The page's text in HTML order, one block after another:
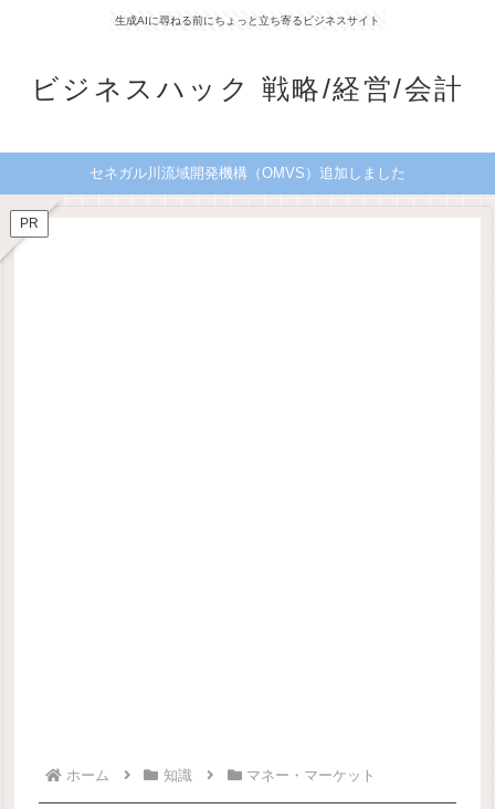
生成AIに尋ねる前にちょっと立ち寄るビジネスサイト
ビジネスハック 戦略/経営/会計
セネガル川流域開発機構（OMVS）追加しました
PR
ホーム 知識 マネー・マーケット